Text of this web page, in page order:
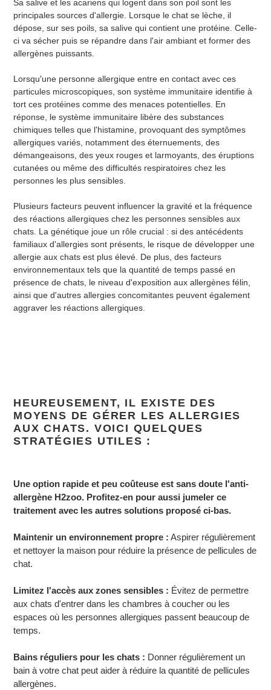
Sa salive et les acariens qui logent dans son poil sont les
principales sources d'allergie. Lorsque le chat se lèche, il
dépose, sur ses poils, sa salive qui contient une protéine. Celle-
ci va sécher puis se répandre dans l'air ambiant et former des
allergènes puissants.
Lorsqu'une personne allergique entre en contact avec ces
particules microscopiques, son système immunitaire identifie à
tort ces protéines comme des menaces potentielles. En
réponse, le système immunitaire libère des substances
chimiques telles que l'histamine, provoquant des symptômes
allergiques variés, notamment des éternuements, des
démangeaisons, des yeux rouges et larmoyants, des éruptions
cutanées ou même des difficultés respiratoires chez les
personnes les plus sensibles.
Plusieurs facteurs peuvent influencer la gravité et la fréquence
des réactions allergiques chez les personnes sensibles aux
chats. La génétique joue un rôle crucial : si des antécédents
familiaux d'allergies sont présents, le risque de développer une
allergie aux chats est plus élevé. De plus, des facteurs
environnementaux tels que la quantité de temps passé en
présence de chats, le niveau d'exposition aux allergènes félin,
ainsi que d'autres allergies concomitantes peuvent également
aggraver les réactions allergiques.
HEUREUSEMENT, IL EXISTE DES
MOYENS DE GÉRER LES ALLERGIES
AUX CHATS. VOICI QUELQUES
STRATÉGIES UTILES :
Une option rapide et peu coûteuse est sans doute l'anti-
allergène H2zoo. Profitez-en pour aussi jumeler ce
traitement avec les autres solutions proposé ci-bas.
Maintenir un environnement propre : Aspirer régulièrement
et nettoyer la maison pour réduire la présence de pellicules de
chat.
Limitez l'accès aux zones sensibles : Évitez de permettre
aux chats d'entrer dans les chambres à coucher ou les
espaces où les personnes allergiques passent beaucoup de
temps.
Bains réguliers pour les chats : Donner régulièrement un
bain à votre chat peut aider à réduire la quantité de pellicules
allergènes.